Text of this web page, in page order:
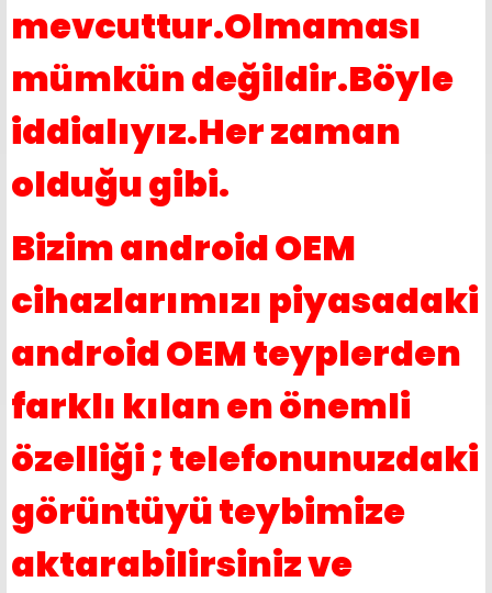
mevcuttur.Olmaması
mümkün değildir.Böyle
iddialıyız.Her zaman
olduğu gibi.
Bizim android OEM
cihazlarımızı piyasadaki
android OEM teyplerden
farklı kılan en önemli
özelliği ; telefonunuzdaki
görüntüyü teybimize
aktarabilirsiniz ve